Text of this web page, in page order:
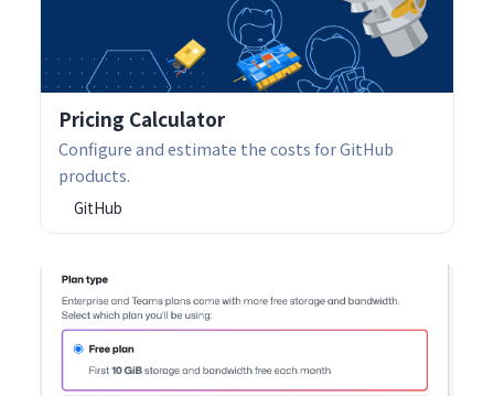
Pricing Calculator
Configure and estimate the costs for GitHub
products.
GitHub